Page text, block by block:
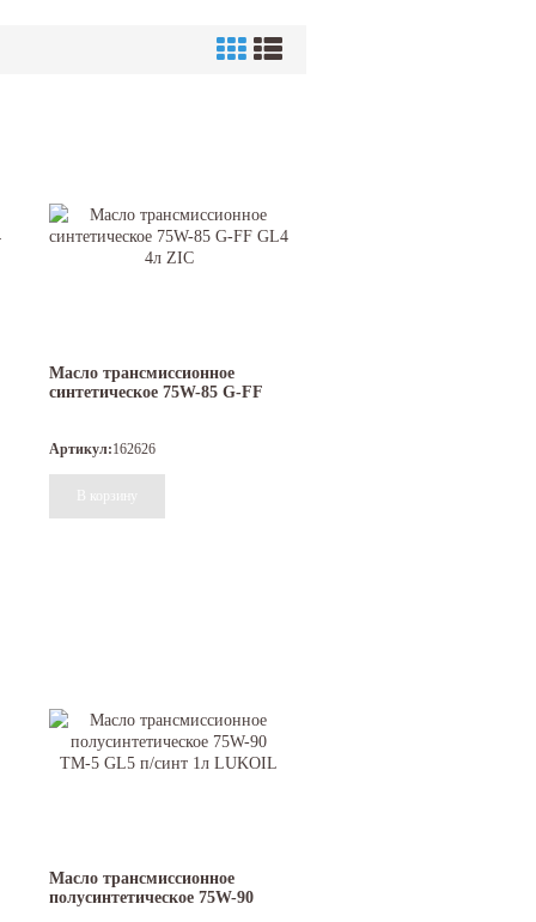
Масло трансмиссионное
синтетическое 75W-85 G-FF
Артикул:162626
Масло трансмиссионное
полусинтетическое 75W-90